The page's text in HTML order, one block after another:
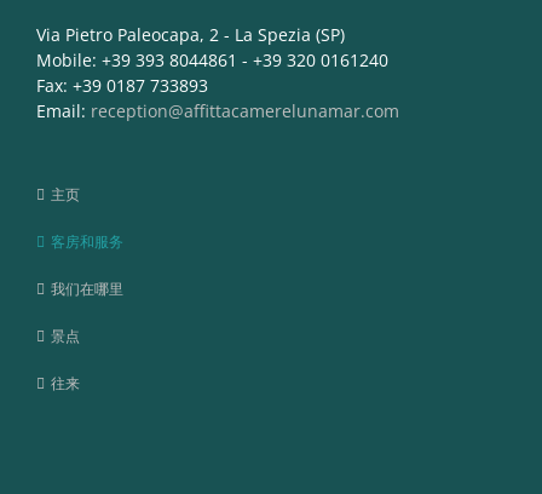
Via Pietro Paleocapa, 2 - La Spezia (SP)
Mobile: +39 393 8044861 - +39 320 0161240
Fax: +39 0187 733893
Email: reception@affittacamerelunamar.com
主页
客房和服务
我们在哪里
景点
往来